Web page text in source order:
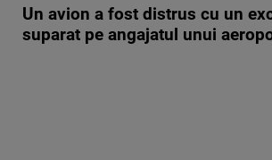
Un avion a fost distrus cu un
suparat pe angajatul unui